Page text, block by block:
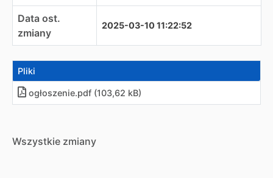
Data ost.
zmiany
2025-03-10 11:22:52
Pliki
ogłoszenie.pdf (103,62 kB)
Wszystkie zmiany